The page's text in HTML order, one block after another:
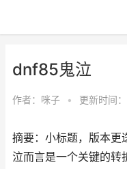
dnf85鬼泣
作者： 咪子 • 更新时间
摘要：小标题，版本
泣而言是一个关键的转